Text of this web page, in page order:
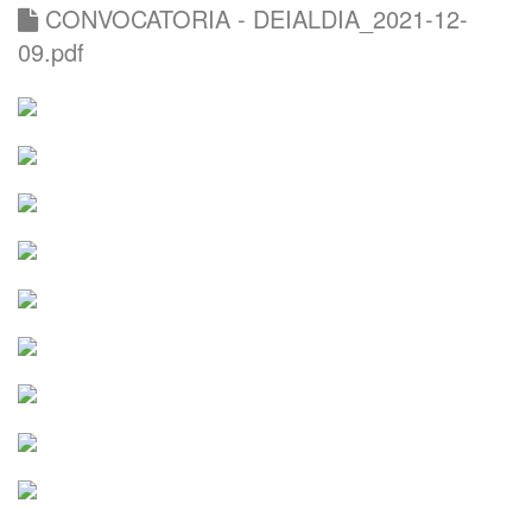
CONVOCATORIA - DEIALDIA_2021-12-
09.pdf